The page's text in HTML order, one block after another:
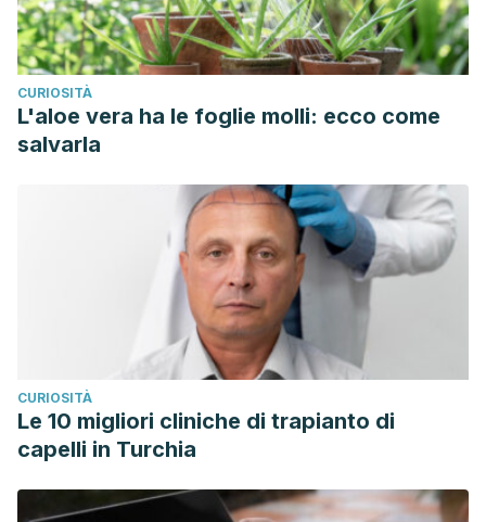
CURIOSITÀ
L'aloe vera ha le foglie molli: ecco come
salvarla
CURIOSITÀ
Le 10 migliori cliniche di trapianto di
capelli in Turchia